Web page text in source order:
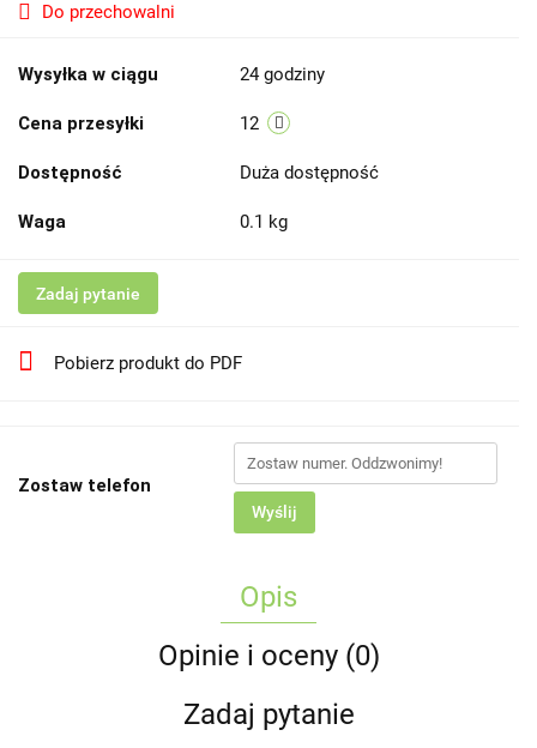
Do przechowalni
Wysyłka w ciągu 24 godziny
Cena przesyłki 12
Dostępność Duża dostępność
Waga 0.1 kg
Zadaj pytanie
Pobierz produkt do PDF
Zostaw telefon
Wyślij
Opis
Opinie i oceny (0)
Zadaj pytanie